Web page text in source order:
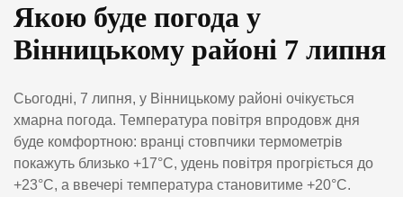
Якою буде погода у
Вінницькому районі 7 липня
Сьогодні, 7 липня, у Вінницькому районі очікується
хмарна погода. Температура повітря впродовж дня
буде комфортною: вранці стовпчики термометрів
покажуть близько +17°C, удень повітря прогріється до
+23°C, а ввечері температура становитиме +20°C.